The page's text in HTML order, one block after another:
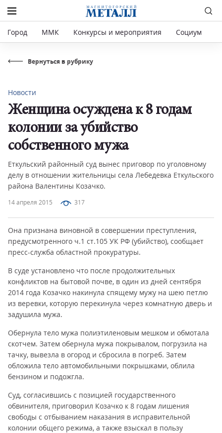
Город ММК Конкурсы и мероприятия Социум
Вернуться в рубрику
14 апреля 2015 317
Новости
Женщина осуждена к 8 годам
колонии за убийство
собственного мужа
Еткульский районный суд вынес приговор по уголовному
делу в отношении жительницы села Лебедевка Еткульского
района Валентины Козачко.
Она признана виновной в совершении преступления,
предусмотренного ч.1 ст.105 УК РФ (убийство), сообщает
пресс-служба областной прокуратуры.
В суде установлено что после продолжительных
конфликтов на бытовой почве, в один из дней сентября
2014 года Козачко накинула спящему мужу на шею петлю
из веревки, которую перекинула через комнатную дверь и
задушила мужа.
Обернула тело мужа полиэтиленовым мешком и обмотала
скотчем. Затем обернула мужа покрывалом, погрузила на
тачку, вывезла в огород и сбросила в погреб. Затем
обложила тело автомобильными покрышками, облила
бензином и подожгла.
Суд, согласившись с позицией государственного
обвинителя, приговорил Козачко к 8 годам лишения
свободы с отбыванием наказания в исправительной
колонии общего режима, а также взыскал в пользу